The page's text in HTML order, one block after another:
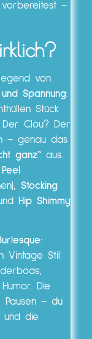
–
von
Spannung:
Stück
Der Clou? Der
– genau das
ganz“ aus.
Stocking
Hip Shimmy
:
Vintage Stil
Die
Pausen – du
und die